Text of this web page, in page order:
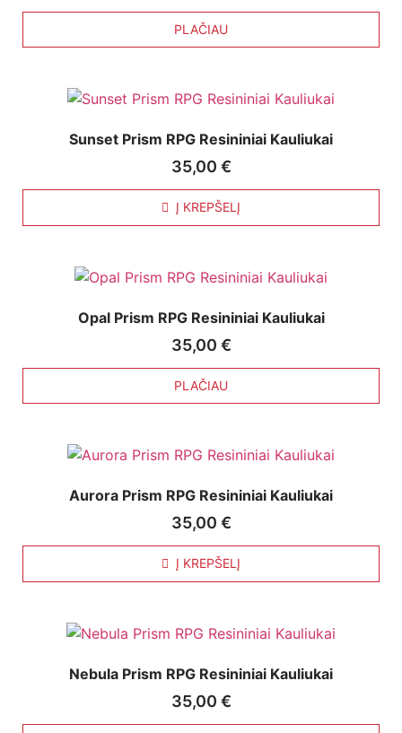
PLAČIAU
Sunset Prism RPG Resininiai Kauliukai
35,00 €
Į KREPŠELĮ
Opal Prism RPG Resininiai Kauliukai
35,00 €
PLAČIAU
Aurora Prism RPG Resininiai Kauliukai
35,00 €
Į KREPŠELĮ
Nebula Prism RPG Resininiai Kauliukai
35,00 €